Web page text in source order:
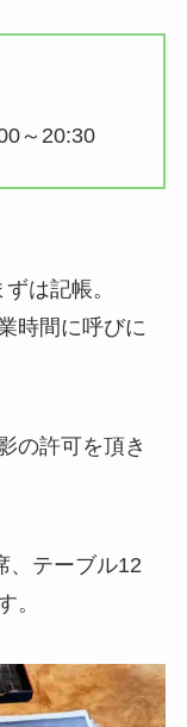
～20:30
は記帳。
時間に呼びに
の許可を頂き
、テーブル12
。